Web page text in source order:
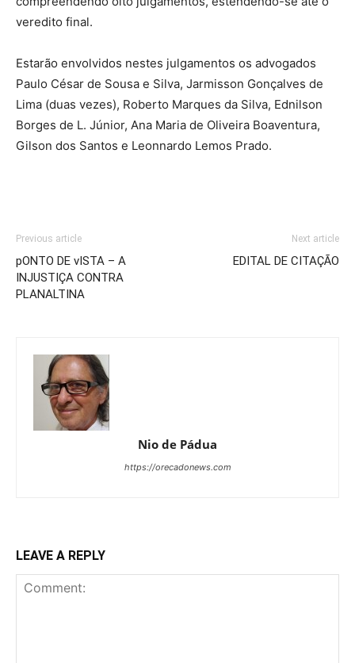
veredito final.
Estarão envolvidos nestes julgamentos os advogados
Paulo César de Sousa e Silva, Jarmisson Gonçalves de
Lima (duas vezes), Roberto Marques da Silva, Ednilson
Borges de L. Júnior, Ana Maria de Oliveira Boaventura,
Gilson dos Santos e Leonnardo Lemos Prado.
Previous article
pONTO DE vISTA – A
INJUSTIÇA CONTRA
PLANALTINA
Next article
EDITAL DE CITAÇÃO
Nio de Pádua
https://orecadonews.com
LEAVE A REPLY